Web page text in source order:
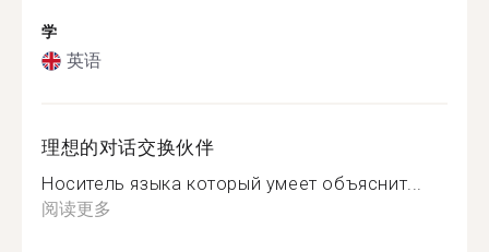
学
英语
理想的对话交换伙伴
Носитель языка который умеет объяснит...
阅读更多